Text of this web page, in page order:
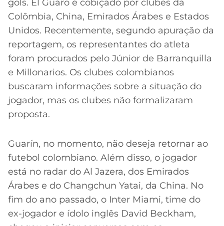
gols. El Guaro é cobiçado por clubes da
Colômbia, China, Emirados Árabes e Estados
Unidos. Recentemente, segundo apuração da
reportagem, os representantes do atleta
foram procurados pelo Júnior de Barranquilla
e Millonarios. Os clubes colombianos
buscaram informações sobre a situação do
jogador, mas os clubes não formalizaram
proposta.
Guarín, no momento, não deseja retornar ao
futebol colombiano. Além disso, o jogador
está no radar do Al Jazera, dos Emirados
Árabes e do Changchun Yatai, da China. No
fim do ano passado, o Inter Miami, time do
ex-jogador e ídolo inglês David Beckham,